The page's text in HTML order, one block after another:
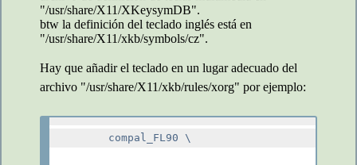
"/usr/share/X11/XKeysymDB".
btw la definición del teclado inglés está en
"/usr/share/X11/xkb/symbols/cz".
Hay que añadir el teclado en un lugar adecuado del
archivo "/usr/share/X11/xkb/rules/xorg" por ejemplo:
      compal_FL90 \